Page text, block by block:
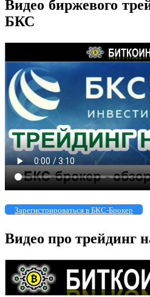
Видео биржевого
БКС
Зарегистрироваться в БКС-Брокер
Видео про трейдинг